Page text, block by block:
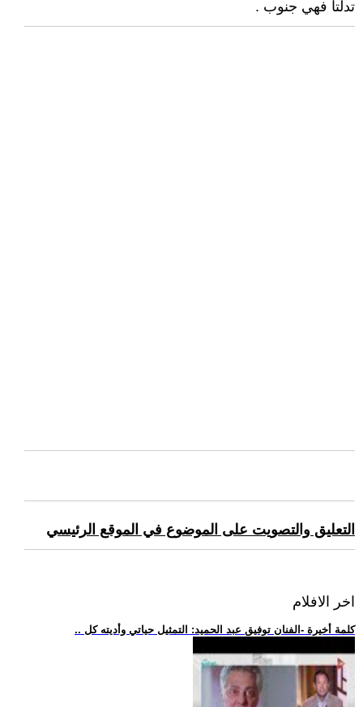
تدلتا فهي جنوب .
التعليق والتصويت على الموضوع في الموقع الرئيسي
اخر الافلام
.. كلمة أخيرة -الفنان توفيق عبد الحميد: التمثيل حياتي وأديته كل